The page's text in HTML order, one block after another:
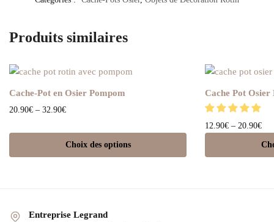
Produits similaires
Cache-Pot en Osier Pompom
20.90€ – 32.90€
Choix des options
Cache Pot Osier
12.90€ – 20.90€
Entreprise Legrand